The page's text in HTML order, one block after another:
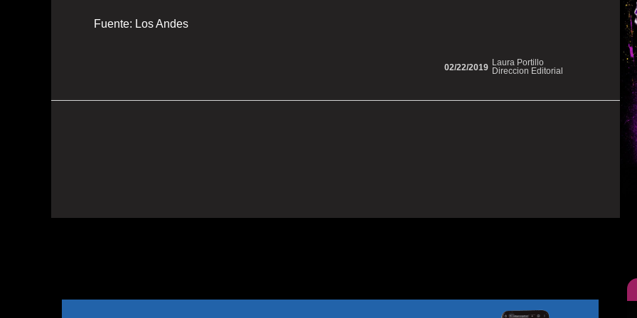
Fuente: Los Andes
Laura Portillo
Direccion Editorial
02/22/2019